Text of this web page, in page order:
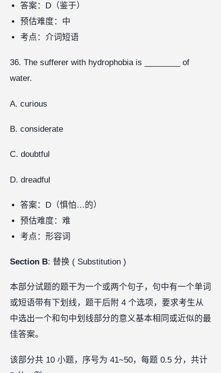
答案：D（鉴于）
预估难度：中
考点：介词短语
36. The sufferer with hydrophobia is ________ of
water.
A. curious
B. considerate
C. doubtful
D. dreadful
答案：D（惧怕…的）
预估难度：难
考点：形容词
Section B: 替换 ( Substitution )
本部分试题的题干为一个或两个句子，句中有一个单词
或短语带有下划线，题干后附 4 个选项，要求考生从
中选出一个和句中划线部分的意义基本相同或近似的最
佳答案。
该部分共 10 小题，序号为 41~50，每题 0.5 分，共计